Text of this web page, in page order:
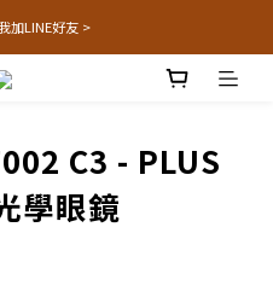
加LINE好友 >
C3 - PLUS
學眼鏡